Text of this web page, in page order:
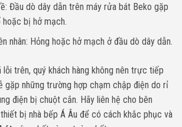
Đầu dò dây dẫn trên máy rửa bát Beko gặp
bị hở mạch.
nhân: Hỏng hoặc hở mạch ở đầu dò dây dẫn.
trên, quý khách hàng không nên trực tiếp
gặp những trường hợp chạm chập điện do rỉ
điện bị chuột cắn. Hãy liên hệ cho bên
bị nhà bếp Á Âu để có cách khắc phục và